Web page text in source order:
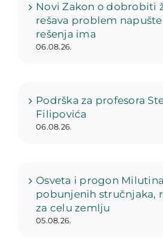
Novi Zakon o dobrobiti
rešava problem
rešenja ima
06.08.26.
Podrška za profesora
Filipovića
06.08.26.
Osveta i progon
pobunjenih stručnjaka,
za celu zemlju
05.08.26.